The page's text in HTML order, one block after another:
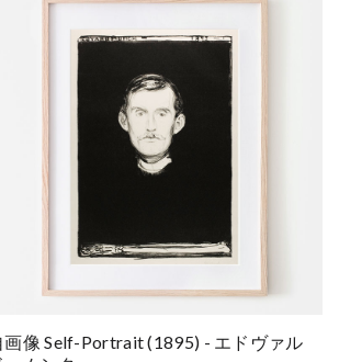
画像 Self-Portrait (1895) - エドヴァル